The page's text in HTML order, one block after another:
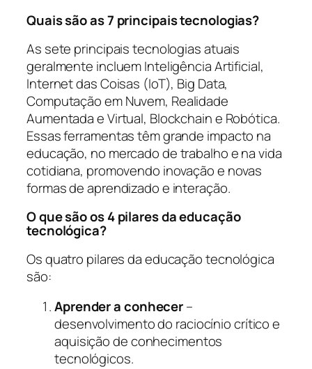
Quais são as 7 principais tecnologias?
As sete principais tecnologias atuais
geralmente incluem Inteligência Artificial,
Internet das Coisas (IoT), Big Data,
Computação em Nuvem, Realidade
Aumentada e Virtual, Blockchain e Robótica.
Essas ferramentas têm grande impacto na
educação, no mercado de trabalho e na vida
cotidiana, promovendo inovação e novas
formas de aprendizado e interação.
O que são os 4 pilares da educação
tecnológica?
Os quatro pilares da educação tecnológica
são:
Aprender a conhecer–
desenvolvimento do raciocínio crítico e
aquisição de conhecimentos
tecnológicos.